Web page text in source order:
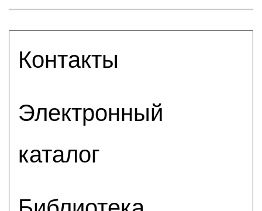
Контакты
Электронный
каталог